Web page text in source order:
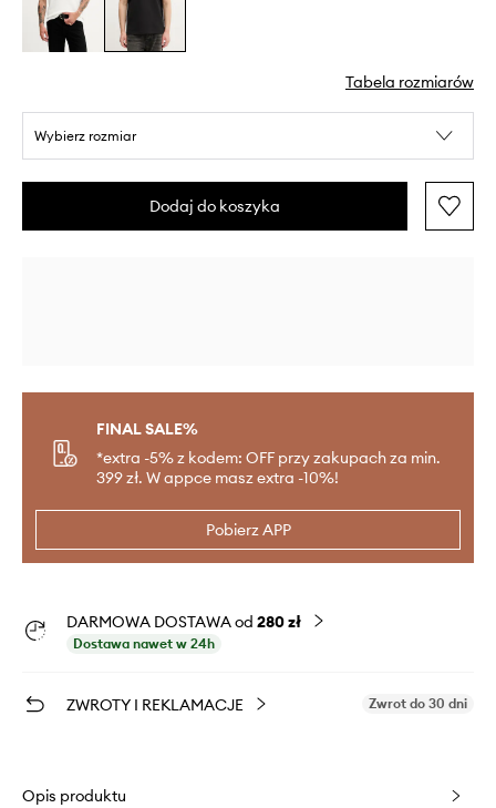
Tabela rozmiarów
Wybierz rozmiar
Dodaj do koszyka
FINAL SALE%
*extra -5% z kodem: OFF przy zakupach za min.
399 zł. W appce masz extra -10%!
Pobierz APP
DARMOWA DOSTAWA od 280 zł
Dostawa nawet w 24h
ZWROTY I REKLAMACJE Zwrot do 30 dni
Opis produktu